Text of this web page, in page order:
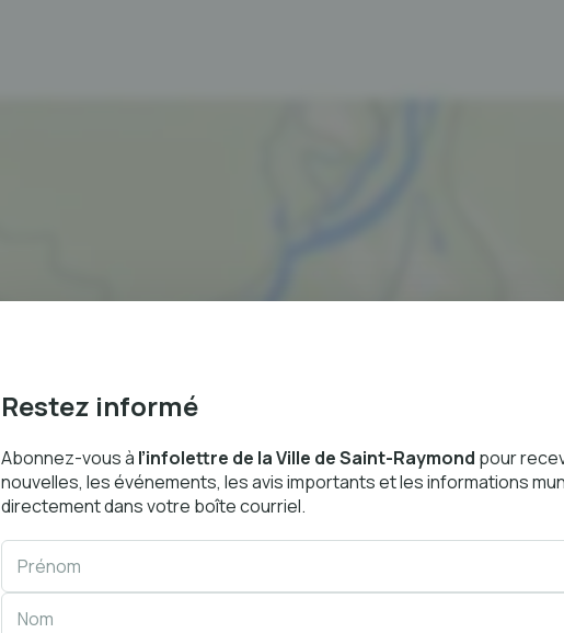
Restez informé
Abonnez-vous à l’infolettre de la Ville de Saint-Raymond pour
nouvelles, les événements, les avis importants et les informations
directement dans votre boîte courriel.